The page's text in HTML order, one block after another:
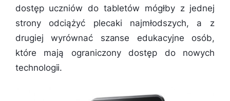
dostęp uczniów do tabletów mógłby z jednej
strony odciążyć plecaki najmłodszych, a z
drugiej wyrównać szanse edukacyjne osób,
które mają ograniczony dostęp do nowych
technologii.